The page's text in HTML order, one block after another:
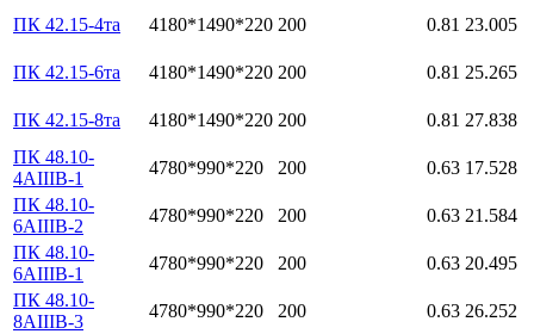
ПК 42.15-4та 4180*1490*220 200 0.81 23.005
ПК 42.15-6та 4180*1490*220 200 0.81 25.265
ПК 42.15-8та 4180*1490*220 200 0.81 27.838
ПК 48.10-
4АIIIВ-1
4780*990*220 200 0.63 17.528
ПК 48.10-
6АIIIВ-2
4780*990*220 200 0.63 21.584
ПК 48.10-
6АIIIВ-1
4780*990*220 200 0.63 20.495
ПК 48.10-
8АIIIВ-3
4780*990*220 200 0.63 26.252